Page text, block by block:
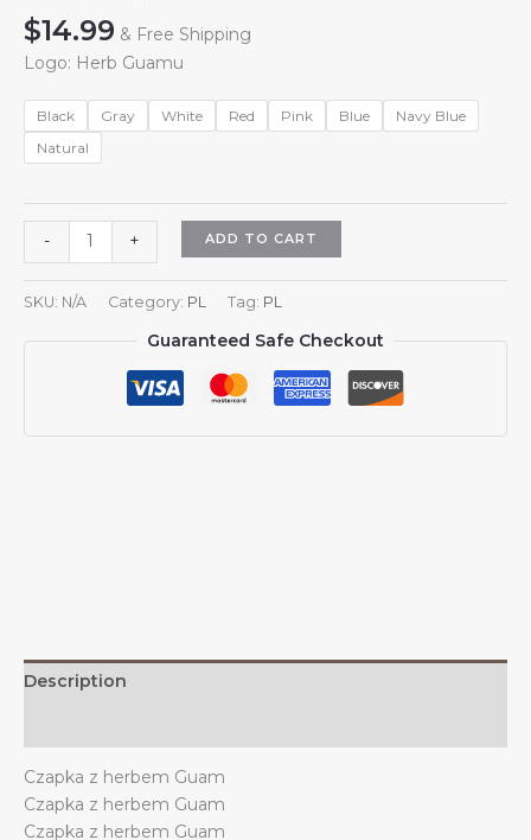
$14.99 & Free Shipping
Logo: Herb Guamu
Black Gray White Red Pink Blue
Navy Blue
Natural
-
Guamu
Czapka
z
daszkiem
kobiet
quantity
+ ADD TO CART
SKU: N/A Category: PL Tag: PL
Guaranteed Safe Checkout
Description
Czapka z herbem Guam
Czapka z herbem Guam
Czapka z herbem Guam